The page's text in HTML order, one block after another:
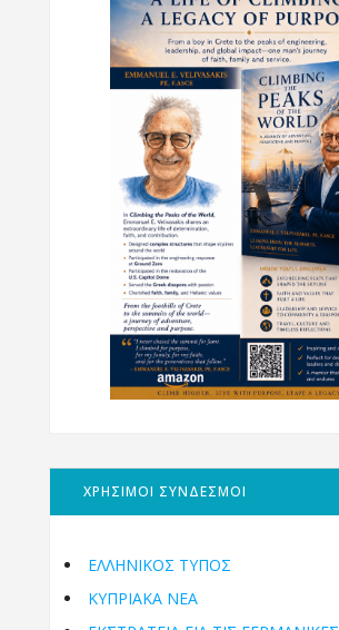
ΧΡΗΣΙΜΟΙ ΣΥΝΔΕΣΜΟΙ
ΕΛΛΗΝΙΚΟΣ ΤΥΠΟΣ
ΚΥΠΡΙΑΚΑ ΝΕΑ